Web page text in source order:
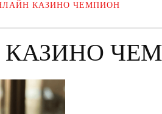
КАЗИНО ЧЕМПИОН